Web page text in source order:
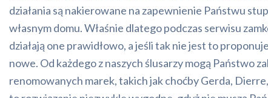
działania są nakierowane na zapewnienie Państwu
własnym domu. Właśnie dlatego podczas serwisu
działają one prawidłowo, a jeśli tak nie jest to
nowe. Od każdego z naszych ślusarzy mogą Państwo
renomowanych marek, takich jak choćby Gerda,